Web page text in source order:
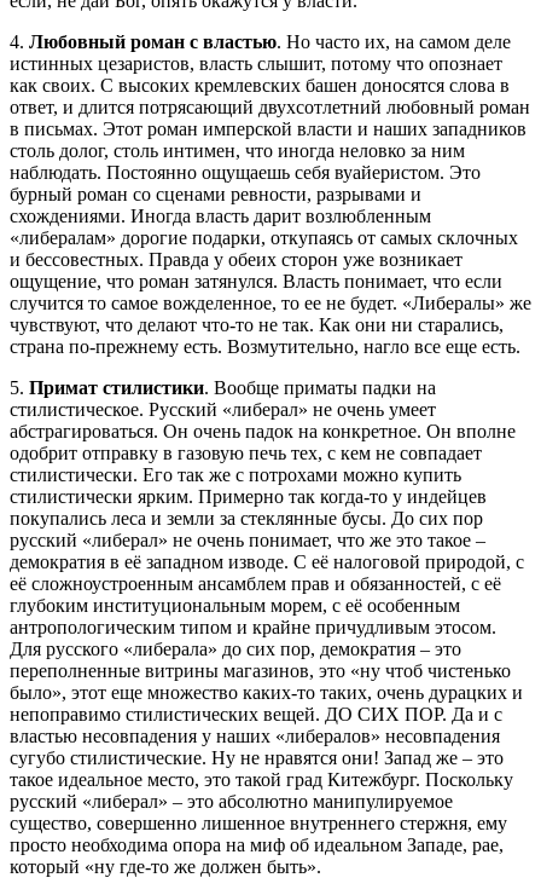
4. Любовный роман с властью. Но часто их, на самом деле
истинных цезаристов, власть слышит, потому что опознает
как своих. С высоких кремлевских башен доносятся слова в
ответ, и длится потрясающий двухсотлетний любовный роман
в письмах. Этот роман имперской власти и наших западников
столь долог, столь интимен, что иногда неловко за ним
наблюдать. Постоянно ощущаешь себя вуайеристом. Это
бурный роман со сценами ревности, разрывами и
схождениями. Иногда власть дарит возлюбленным
«либералам» дорогие подарки, откупаясь от самых склочных
и бессовестных. Правда у обеих сторон уже возникает
ощущение, что роман затянулся. Власть понимает, что если
случится то самое вожделенное, то ее не будет. «Либералы» же
чувствуют, что делают что-то не так. Как они ни старались,
страна по-прежнему есть. Возмутительно, нагло все еще есть.
5. Примат стилистики. Вообще приматы падки на
стилистическое. Русский «либерал» не очень умеет
абстрагироваться. Он очень падок на конкретное. Он вполне
одобрит отправку в газовую печь тех, с кем не совпадает
стилистически. Его так же с потрохами можно купить
стилистически ярким. Примерно так когда-то у индейцев
покупались леса и земли за стеклянные бусы. До сих пор
русский «либерал» не очень понимает, что же это такое –
демократия в её западном изводе. С её налоговой природой, с
её сложноустроенным ансамблем прав и обязанностей, с её
глубоким институциональным морем, с её особенным
антропологическим типом и крайне причудливым этосом.
Для русского «либерала» до сих пор, демократия – это
переполненные витрины магазинов, это «ну чтоб чистенько
было», этот еще множество каких-то таких, очень дурацких и
непоправимо стилистических вещей. ДО СИХ ПОР. Да и с
властью несовпадения у наших «либералов» несовпадения
сугубо стилистические. Ну не нравятся они! Запад же – это
такое идеальное место, это такой град Китежбург. Поскольку
русский «либерал» – это абсолютно манипулируемое
существо, совершенно лишенное внутреннего стержня, ему
просто необходима опора на миф об идеальном Западе, рае,
который «ну где-то же должен быть».